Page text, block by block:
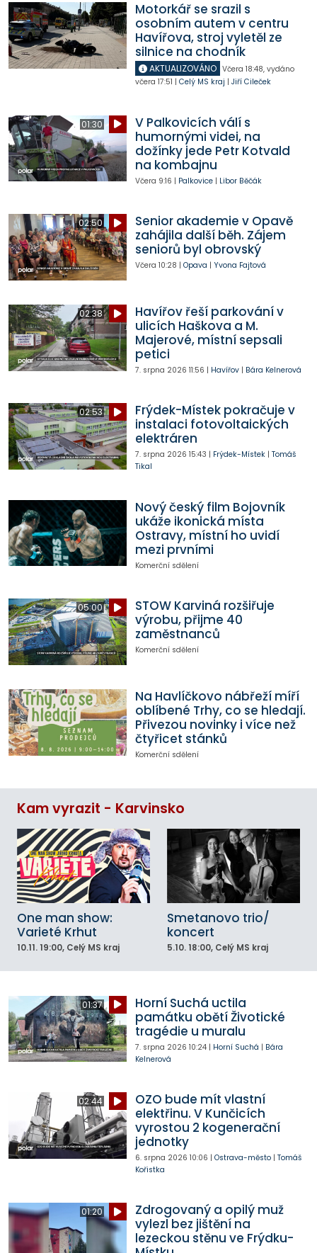
Motorkář se srazil s
osobním autem v centru
Havířova, stroj vyletěl ze
silnice na chodník
AKTUALIZOVÁNO Včera 18:48, vydáno
včera 17:51 | Celý MS kraj | Jiří Cileček
01:30
V Palkovicích válí s
humornými videi, na
dožínky jede Petr Kotvald
na kombajnu
Včera 9:16 | Palkovice| Libor Běčák
02:50
Senior akademie v Opavě
zahájila další běh. Zájem
seniorů byl obrovský
Včera 10:28 | Opava | Yvona Fajtová
02:38
Havířov řeší parkování v
ulicích Haškova a M.
Majerové, místní sepsali
petici
7. srpna 2026 11:56 | Havířov| Bára Kelnerová
02:53
Frýdek-Místek pokračuje v
instalaci fotovoltaických
elektráren
7. srpna 2026 15:43 | Frýdek-Místek| Tomáš
Tikal
Nový český film Bojovník
ukáže ikonická místa
Ostravy, místní ho uvidí
mezi prvními
Komerční sdělení
05:00
STOW Karviná rozšiřuje
výrobu, přijme 40
zaměstnanců
Komerční sdělení
Na Havlíčkovo nábřeží míří
oblíbené Trhy, co se hledají.
Přivezou novinky i více než
čtyřicet stánků
Komerční sdělení
Kam vyrazit - Karvinsko
One man show:
Varieté Krhut
10.11. 19:00, Celý MS kraj
Smetanovo trio/
koncert
5.10. 18:00, Celý MS kraj
01:37
Horní Suchá uctila
památku obětí Životické
tragédie u muralu
7. srpna 2026 10:24| Horní Suchá | Bára
Kelnerová
02:44
OZO bude mít vlastní
elektřinu. V Kunčicích
vyrostou 2 kogenerační
jednotky
6. srpna 2026 10:06 | Ostrava-město| Tomáš
Kořistka
01:20
Zdrogovaný a opilý muž
vylezl bez jištění na
lezeckou stěnu ve Frýdku-